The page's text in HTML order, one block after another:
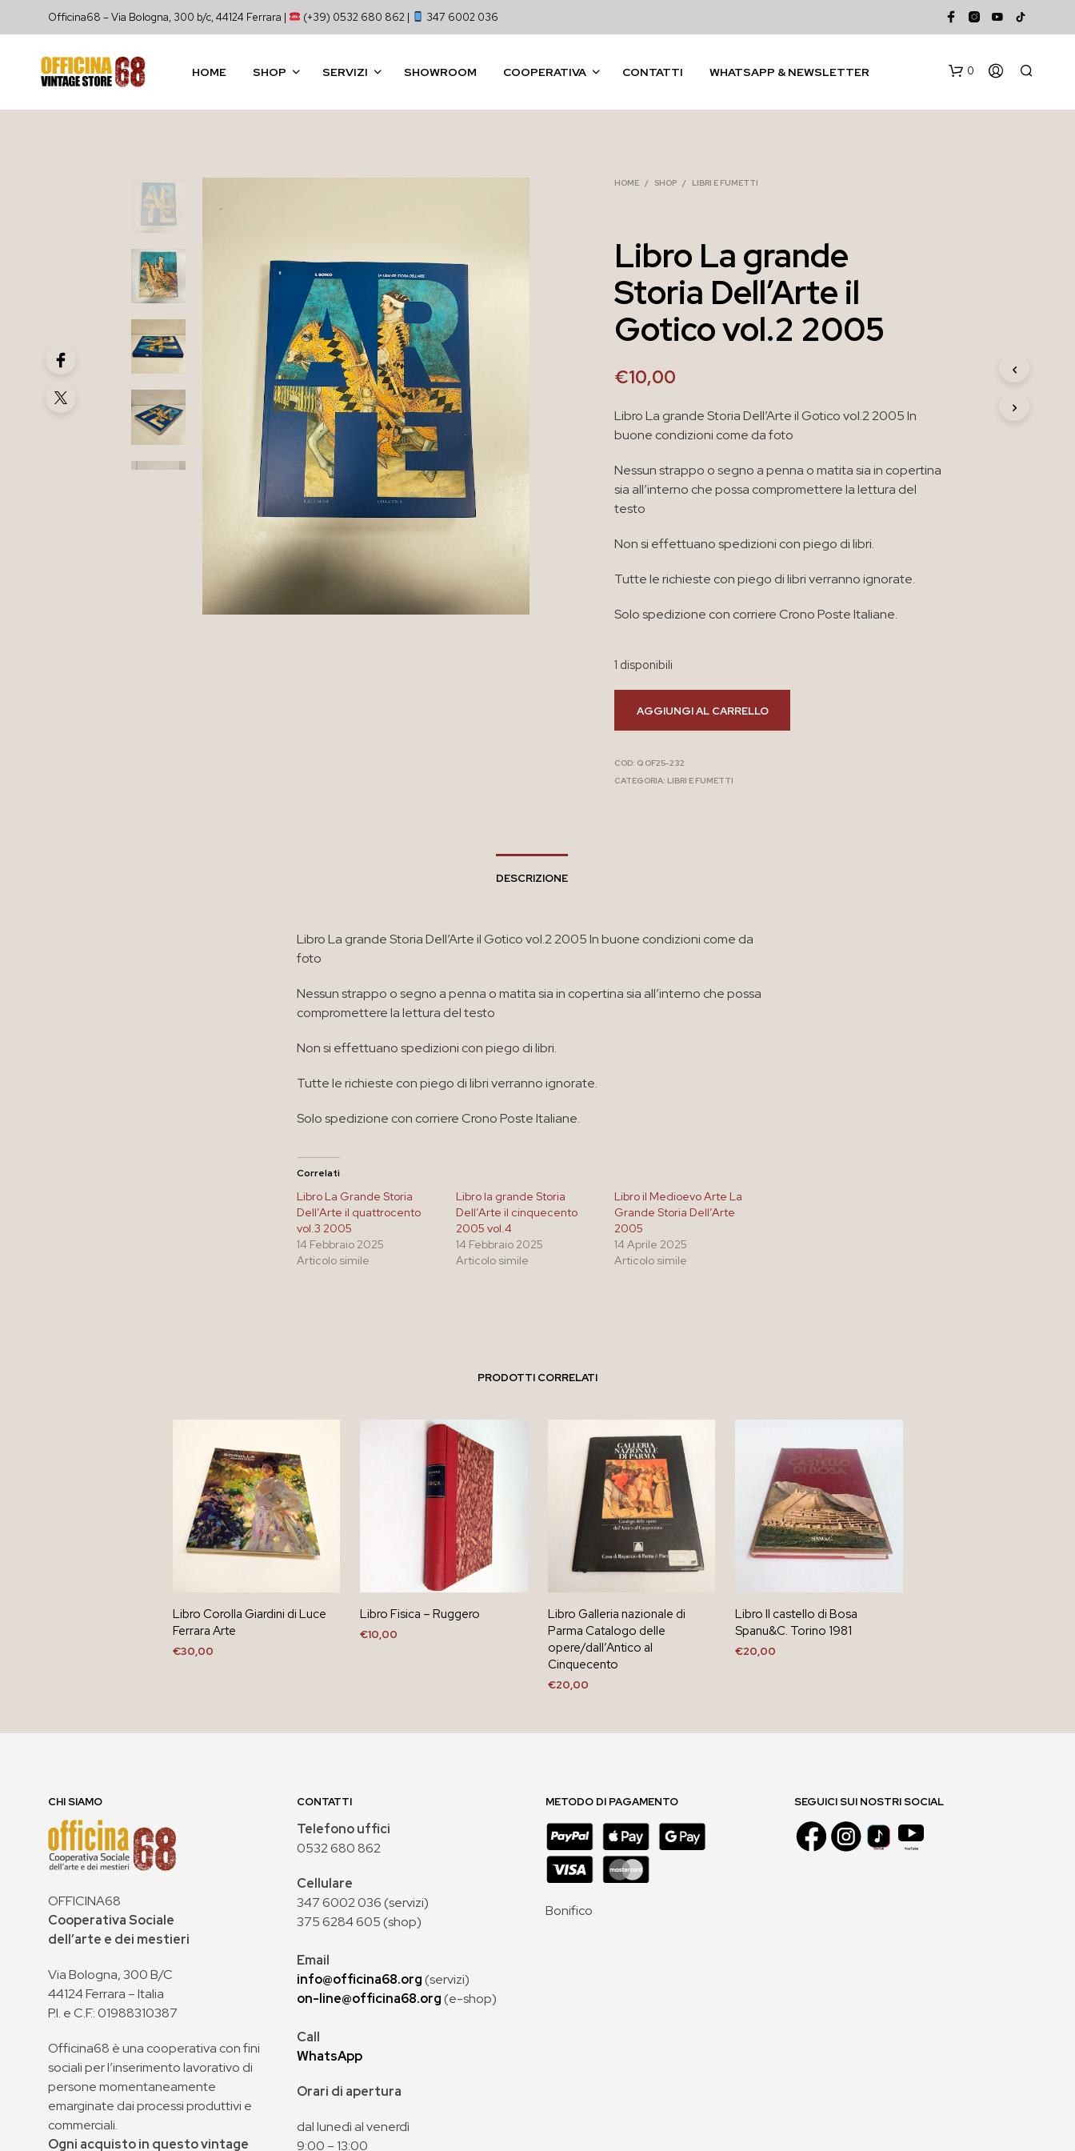
Officina68 – Via Bologna, 300 b/c, 44124 Ferrara | (+39) 0532 680 862 | 347 6002 036
HOME SHOP SERVIZI SHOWROOM COOPERATIVA CONTATTI WHATSAPP & NEWSLETTER 0
HOME / SHOP / LIBRI E FUMETTI
Libro La grande
Storia Dell’Arte il
Gotico vol.2 2005
€10,00
Libro La grande Storia Dell’Arte il Gotico vol.2 2005 In
buone condizioni come da foto
Nessun strappo o segno a penna o matita sia in copertina
sia all’interno che possa compromettere la lettura del
testo
Non si effettuano spedizioni con piego di libri.
Tutte le richieste con piego di libri verranno ignorate.
Solo spedizione con corriere Crono Poste Italiane.
1 disponibili
AGGIUNGI AL CARRELLO
COD: Q OF25-232
CATEGORIA: LIBRI E FUMETTI
DESCRIZIONE
Libro La grande Storia Dell’Arte il Gotico vol.2 2005 In buone condizioni come da
foto
Nessun strappo o segno a penna o matita sia in copertina sia all’interno che possa
compromettere la lettura del testo
Non si effettuano spedizioni con piego di libri.
Tutte le richieste con piego di libri verranno ignorate.
Solo spedizione con corriere Crono Poste Italiane.
Correlati
Libro La Grande Storia
Dell’Arte il quattrocento
vol.3 2005
14 Febbraio 2025
Articolo simile
Libro la grande Storia
Dell’Arte il cinquecento
2005 vol.4
14 Febbraio 2025
Articolo simile
Libro il Medioevo Arte La
Grande Storia Dell’Arte
2005
14 Aprile 2025
Articolo simile
PRODOTTI CORRELATI
Libro Corolla Giardini di Luce
Ferrara Arte
€30,00
Libro Fisica – Ruggero
€10,00
Libro Galleria nazionale di
Parma Catalogo delle
opere/dall’Antico al
Cinquecento
€20,00
Libro Il castello di Bosa
Spanu&C. Torino 1981
€20,00
CHI SIAMO
OFFICINA68
Cooperativa Sociale
dell’arte e dei mestieri
Via Bologna, 300 B/C
44124 Ferrara – Italia
P.I. e C.F.: 01988310387
Officina68 è una cooperativa con fini
sociali per l’inserimento lavorativo di
persone momentaneamente
emarginate dai processi produttivi e
commerciali.
Ogni acquisto in questo vintage
CONTATTI
Telefono uffici
0532 680 862
Cellulare
347 6002 036 (servizi)
375 6284 605 (shop)
Email
info@officina68.org(servizi)
on-line@officina68.org(e-shop)
Call
WhatsApp
Orari di apertura
dal lunedì al venerdì
9:00 – 13:00
METODO DI PAGAMENTO
Bonifico
SEGUICI SUI NOSTRI SOCIAL